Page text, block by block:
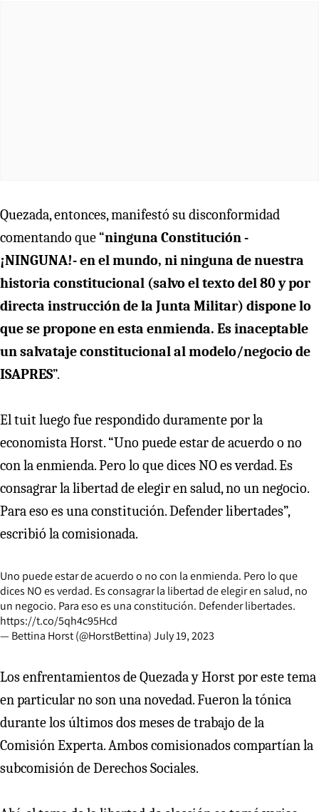
Quezada, entonces, manifestó su disconformidad
comentando que “ninguna Constitución -
¡NINGUNA!- en el mundo, ni ninguna de nuestra
historia constitucional (salvo el texto del 80 y por
directa instrucción de la Junta Militar) dispone lo
que se propone en esta enmienda. Es inaceptable
un salvataje constitucional al modelo/negocio de
ISAPRES”.
El tuit luego fue respondido duramente por la
economista Horst. “Uno puede estar de acuerdo o no
con la enmienda. Pero lo que dices NO es verdad. Es
consagrar la libertad de elegir en salud, no un negocio.
Para eso es una constitución. Defender libertades”,
escribió la comisionada.
Uno puede estar de acuerdo o no con la enmienda. Pero lo que
dices NO es verdad. Es consagrar la libertad de elegir en salud, no
un negocio. Para eso es una constitución. Defender libertades.
https://t.co/5qh4c95Hcd
— Bettina Horst (@HorstBettina)July 19, 2023
Los enfrentamientos de Quezada y Horst por este tema
en particular no son una novedad. Fueron la tónica
durante los últimos dos meses de trabajo de la
Comisión Experta. Ambos comisionados compartían la
subcomisión de Derechos Sociales.